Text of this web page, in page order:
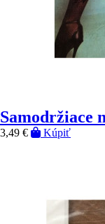
Samodržiace
3,49 € Kúpiť